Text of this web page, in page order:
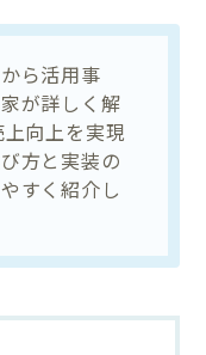
ら活用事
が詳しく解
向上を実現
方と実装の
すく紹介し